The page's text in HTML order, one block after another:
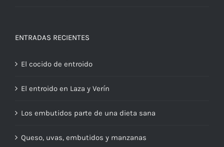
ENTRADAS RECIENTES
El cocido de entroido
El entroido en Laza y Verín
Los embutidos parte de una dieta sana
Queso, uvas, embutidos y manzanas